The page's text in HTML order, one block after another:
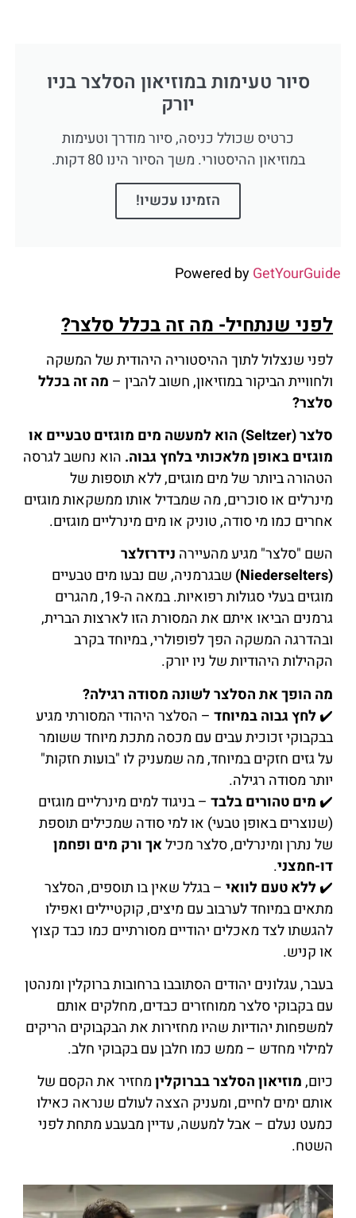
סיור טעימות במוזיאון הסלצר בניו
יורק
כרטיס שכולל כניסה, סיור מודרך וטעימות
במוזיאון ההיסטורי. משך הסיור הינו 80 דקות.
הזמינו עכשיו!
Powered byGetYourGuide
לפני שנתחיל- מה זה בכלל סלצר?
לפני שנצלול לתוך ההיסטוריה היהודית של המשקה
ולחוויית הביקור במוזיאון, חשוב להבין – מה זה בכלל
סלצר?
סלצר (Seltzer) הוא למעשה מים מוגזים טבעיים או
מוגזים באופן מלאכותי בלחץ גבוה. הוא נחשב לגרסה
הטהורה ביותר של מים מוגזים, ללא תוספות של
מינרלים או סוכרים, מה שמבדיל אותו ממשקאות מוגזים
אחרים כמו מי סודה, טוניק או מים מינרליים מוגזים.
השם "סלצר" מגיע מהעיירה נידרזלצר
(Niederselters)
שבגרמניה, שם נבעו מים טבעיים
מוגזים בעלי סגולות רפואיות. במאה ה-19, מהגרים
גרמנים הביאו איתם את המסורת הזו לארצות הברית,
ובהדרגה המשקה הפך לפופולרי, במיוחד בקרב
הקהילות היהודיות של ניו יורק.
מה הופך את הסלצר לשונה מסודה רגילה?
✔️לחץ גבוה במיוחד– הסלצר היהודי המסורתי מגיע
בבקבוקי זכוכית עבים עם מכסה מתכת מיוחד ששומר
על גזים חזקים במיוחד, מה שמעניק לו "בועות חזקות"
יותר מסודה רגילה.
✔️ מים טהורים בלבד– בניגוד למים מינרליים מוגזים
(שנוצרים באופן טבעי) או למי סודה שמכילים תוספת
של נתרן ומינרלים, סלצר מכילאך ורק מים ופחמן
דו-חמצני.
✔️ללא טעם לוואי– בגלל שאין בו תוספים, הסלצר
מתאים במיוחד לערבוב עם מיצים, קוקטיילים ואפילו
להגשתו לצד מאכלים יהודיים מסורתיים כמו כבד קצוץ
או קניש.
בעבר, עגלונים יהודים הסתובבו ברחובות ברוקלין ומנהטן
עם בקבוקי סלצר ממוחזרים כבדים, מחלקים אותם
למשפחות יהודיות שהיו מחזירות את הבקבוקים הריקים
למילוי מחדש – ממש כמו חלבן עם בקבוקי חלב.
כיום,מוזיאון הסלצר בברוקליןמחזיר את הקסם של
אותם ימים לחיים, ומעניק הצצה לעולם שנראה כאילו
כמעט נעלם – אבל למעשה, עדיין מבעבע מתחת לפני
השטח.